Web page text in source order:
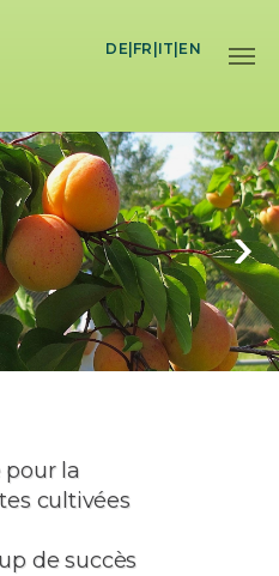
DE| FR IT EN
pour la
cultivées
de succès